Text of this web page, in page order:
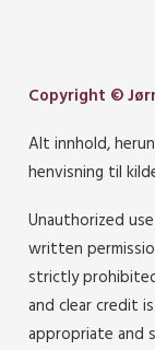
Copyright ©
Alt innhold,
henvisning til
Unauthorized
written
strictly
and clear credit
appropriate and